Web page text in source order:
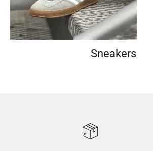
Sneakers